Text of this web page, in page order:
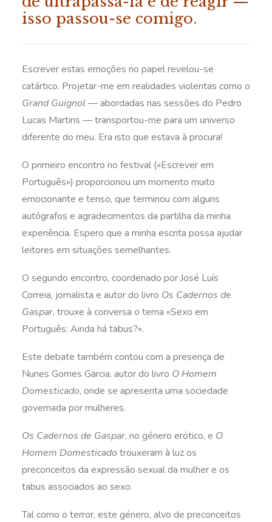
isso passou-se comigo.
Escrever estas emoções no papel revelou-se
catártico. Projetar-me em realidades violentas como o
Grand Guignol — abordadas nas sessões do Pedro
Lucas Martins — transportou-me para um universo
diferente do meu. Era isto que estava à procura!
O primeiro encontro no festival («Escrever em
Português») proporcionou um momento muito
emocionante e tenso, que terminou com alguns
autógrafos e agradecimentos da partilha da minha
experiência. Espero que a minha escrita possa ajudar
leitores em situações semelhantes.
O segundo encontro, coordenado por José Luís
Correia, jornalista e autor do livro Os Cadernos de
Gaspar, trouxe à conversa o tema «Sexo em
Português: Ainda há tabus?».
Este debate também contou com a presença de
Nunes Gomes Garcia, autor do livro O Homem
Domesticado, onde se apresenta uma sociedade
governada por mulheres.
Os Cadernos de Gaspar, no género erótico, e O
Homem Domesticado trouxeram à luz os
preconceitos da expressão sexual da mulher e os
tabus associados ao sexo.
Tal como o terror, este género, alvo de preconceitos